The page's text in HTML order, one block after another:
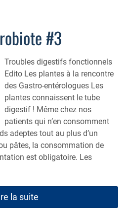
#3
Troubles digestifs fonctionnels
Edito Les plantes à la rencontre
des Gastro-entérologues Les
plantes connaissent le tube
digestif ! Même chez nos
patients qui n’en consomment
adeptes tout au plus d’un
pâtes, la consommation de
est obligatoire. Les
la suite
Clinique
?